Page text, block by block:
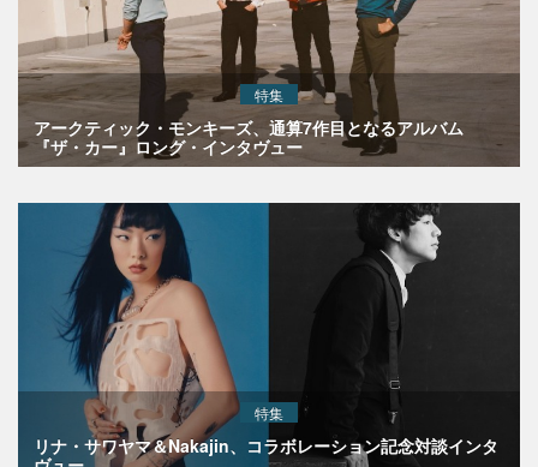
特集
アークティック・モンキーズ、通算7作目となるアルバム
『ザ・カー』ロング・インタヴュー
特集
リナ・サワヤマ＆Nakajin、コラボレーション記念対談インタ